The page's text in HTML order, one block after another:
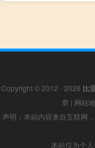
Copyright © 2012 - 2026 比
章 | 网站
声明：本站内容来自互联网
本站仅为个